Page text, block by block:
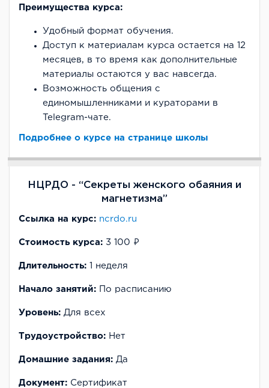
Преимущества курса:
Удобный формат обучения.
Доступ к материалам курса остается на 12
месяцев, в то время как дополнительные
материалы остаются у вас навсегда.
Возможность общения с
единомышленниками и кураторами в
Telegram-чате.
Подробнее о курсе на странице школы
НЦРДО - “Секреты женского обаяния и
магнетизма”
Ссылка на курс: ncrdo.ru
Стоимость курса: 3 100 ₽
Длительность: 1 неделя
Начало занятий: По расписанию
Уровень: Для всех
Трудоустройство: Нет
Домашние задания: Да
Документ: Сертификат